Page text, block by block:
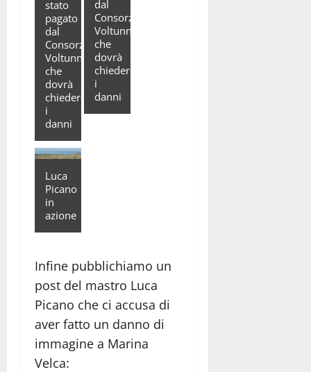
stato
pagato
dal
Consorzio
Voltunna
che
dovrà
chiedere
i
danni
dal
Consorzio
Voltunna
che
dovrà
chiedere
i
danni
Luca
Picano
in
azione
Infine pubblichiamo un
post del mastro Luca
Picano che ci accusa di
aver fatto un danno di
immagine a Marina
Velca: